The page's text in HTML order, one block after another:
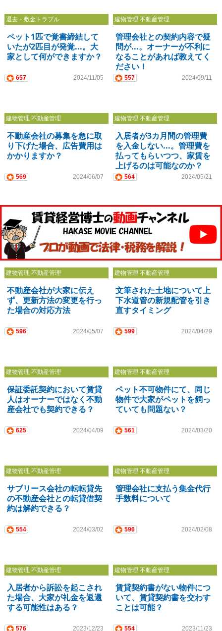
退去・敷金トラブル
ペット1匹で覚書締結して
いたが2匹目が発覚...。大
家として何ができますか？
657 2024/11/05
建物管理 不動産管理
管理会社との契約内容で疑
問が...。オーナーが不利に
なることがあれば教えてく
ださい！
557 2024/09/11
建物管理 不動産管理
不動産会社の募集を急に取
り下げた場合、広告費用は
かかりますか？
569 2024/06/07
建物管理 不動産管理
入居者が3カ月間の管理費
を入金しない...。管理費を
払ってもらいつつ、家賃を
上げるのは可能なのか？
564 2024/05/21
建物管理 不動産管理
不動産会社が大家に伝え
ず、更新方法の変更を行っ
た場合の対応方法
596 2024/05/07
建物管理 不動産管理
文筆された土地について上
下水道管の新規配管を引き
直すタイミング
599 2024/04/29
建物管理 不動産管理
保証委託契約において賃貸
人はオーナーではなく不動
産会社でも契約できる？
625 2024/04/09
建物管理 不動産管理
ペット不可物件にて、同じ
物件で大家がペットを飼っ
ていても問題ない？
561 2024/03/20
建物管理 不動産管理
サブリース会社の転転貸先
の不動産会社との転貸借契
約は解約できる？
554 2024/03/02
建物管理 不動産管理
管理会社に支払う集金代行
手数料について
596 2024/02/08
建物管理 不動産管理
入居者から訴訟を起こされ
た場合、大家が礼金を返還
する可能性はある？
576 2023/12/23
建物管理 不動産管理
賃貸契約書がない物件につ
いて、賃貸契約書を交わす
ことは可能？
554 2023/11/23